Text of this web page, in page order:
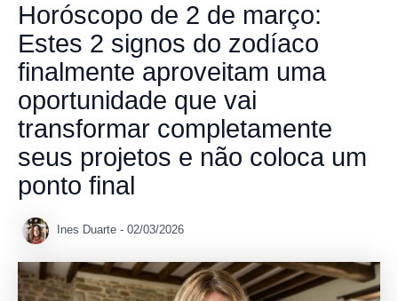
Horóscopo de 2 de março:
Estes 2 signos do zodíaco
finalmente aproveitam uma
oportunidade que vai
transformar completamente
seus projetos e não coloca um
ponto final
Ines Duarte - 02/03/2026